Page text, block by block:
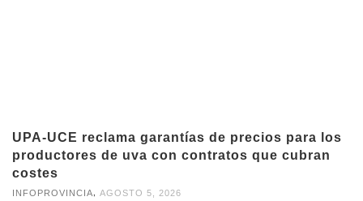
UPA-UCE reclama garantías de precios para los
productores de uva con contratos que cubran
costes
INFOPROVINCIA, AGOSTO 5, 2026